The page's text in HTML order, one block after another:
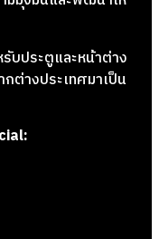
ประตูและหน้าต่าง
ต่างประเทศมาเป็น